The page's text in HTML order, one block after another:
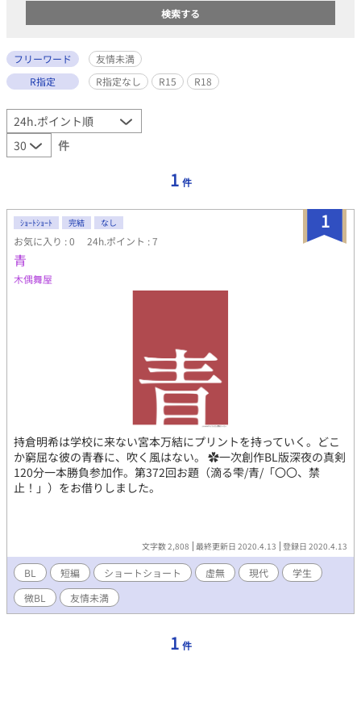
フリーワード
友情未満
R指定
R指定なし R15 R18
件
1 件
1
ｼｮｰﾄｼｮｰﾄ 完結 なし
お気に入り : 0 24h.ポイント : 7
青
木偶舞屋
持倉明希は学校に来ない宮本万結にプリントを持っていく。どこ
か窮屈な彼の青春に、吹く風はない。 ✿一次創作BL版深夜の真剣
120分一本勝負参加作。第372回お題（滴る雫/青/「〇〇、禁
止！」）をお借りしました。
文字数 2,808 最終更新日 2020.4.13 登録日 2020.4.13
BL 短編 ショートショート 虚無 現代
学生
微BL
友情未満
1 件